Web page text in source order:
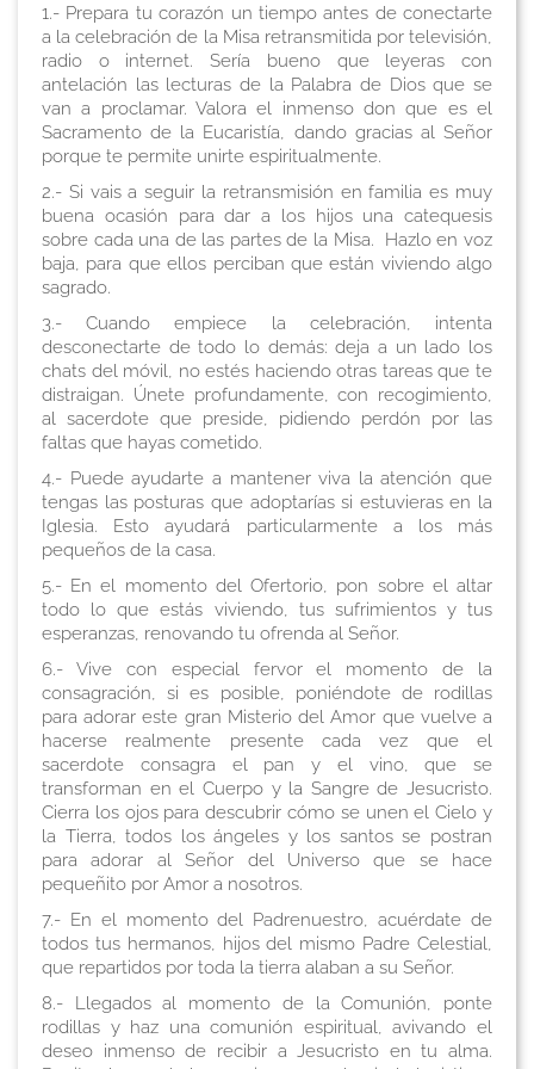
1.- Prepara tu corazón un tiempo antes de conectarte
a la celebración de la Misa retransmitida por televisión,
radio o internet. Sería bueno que leyeras con
antelación las lecturas de la Palabra de Dios que se
van a proclamar. Valora el inmenso don que es el
Sacramento de la Eucaristía, dando gracias al Señor
porque te permite unirte espiritualmente.
2.- Si vais a seguir la retransmisión en familia es muy
buena ocasión para dar a los hijos una catequesis
sobre cada una de las partes de la Misa. Hazlo en voz
baja, para que ellos perciban que están viviendo algo
sagrado.
3.- Cuando empiece la celebración, intenta
desconectarte de todo lo demás: deja a un lado los
chats del móvil, no estés haciendo otras tareas que te
distraigan. Únete profundamente, con recogimiento,
al sacerdote que preside, pidiendo perdón por las
faltas que hayas cometido.
4.- Puede ayudarte a mantener viva la atención que
tengas las posturas que adoptarías si estuvieras en la
Iglesia. Esto ayudará particularmente a los más
pequeños de la casa.
5.- En el momento del Ofertorio, pon sobre el altar
todo lo que estás viviendo, tus sufrimientos y tus
esperanzas, renovando tu ofrenda al Señor.
6.- Vive con especial fervor el momento de la
consagración, si es posible, poniéndote de rodillas
para adorar este gran Misterio del Amor que vuelve a
hacerse realmente presente cada vez que el
sacerdote consagra el pan y el vino, que se
transforman en el Cuerpo y la Sangre de Jesucristo.
Cierra los ojos para descubrir cómo se unen el Cielo y
la Tierra, todos los ángeles y los santos se postran
para adorar al Señor del Universo que se hace
pequeñito por Amor a nosotros.
7.- En el momento del Padrenuestro, acuérdate de
todos tus hermanos, hijos del mismo Padre Celestial,
que repartidos por toda la tierra alaban a su Señor.
8.- Llegados al momento de la Comunión, ponte
rodillas y haz una comunión espiritual, avivando el
deseo inmenso de recibir a Jesucristo en tu alma.